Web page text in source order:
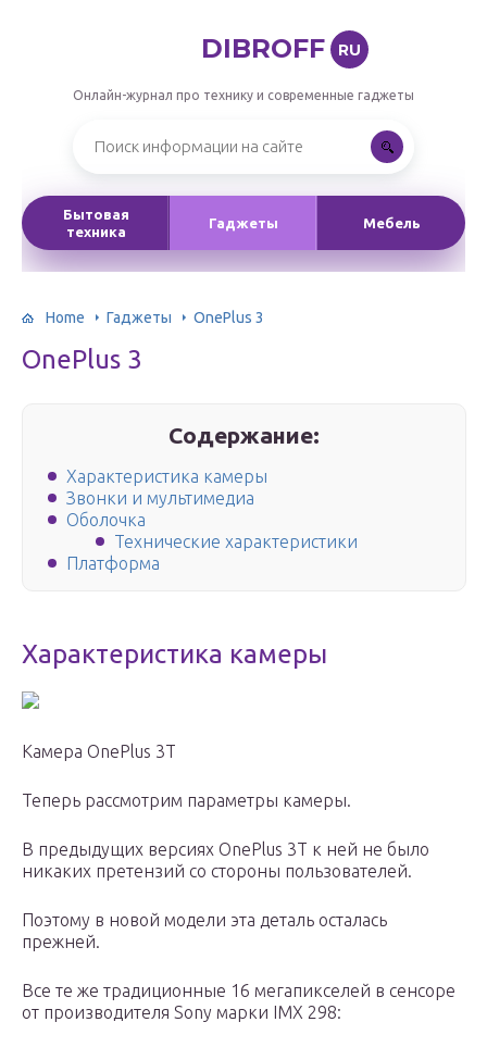
DIBROFF RU
Онлайн-журнал про технику и современные гаджеты
Бытовая
техника
Гаджеты Мебель
Home Гаджеты OnePlus 3
OnePlus 3
Содержание:
Характеристика камеры
Звонки и мультимедиа
Оболочка
Технические характеристики
Платформа
Характеристика камеры
Камера OnePlus 3T
Теперь рассмотрим параметры камеры.
В предыдущих версиях OnePlus 3T к ней не было
никаких претензий со стороны пользователей.
Поэтому в новой модели эта деталь осталась
прежней.
Все те же традиционные 16 мегапикселей в сенсоре
от производителя Sony марки IMX 298: